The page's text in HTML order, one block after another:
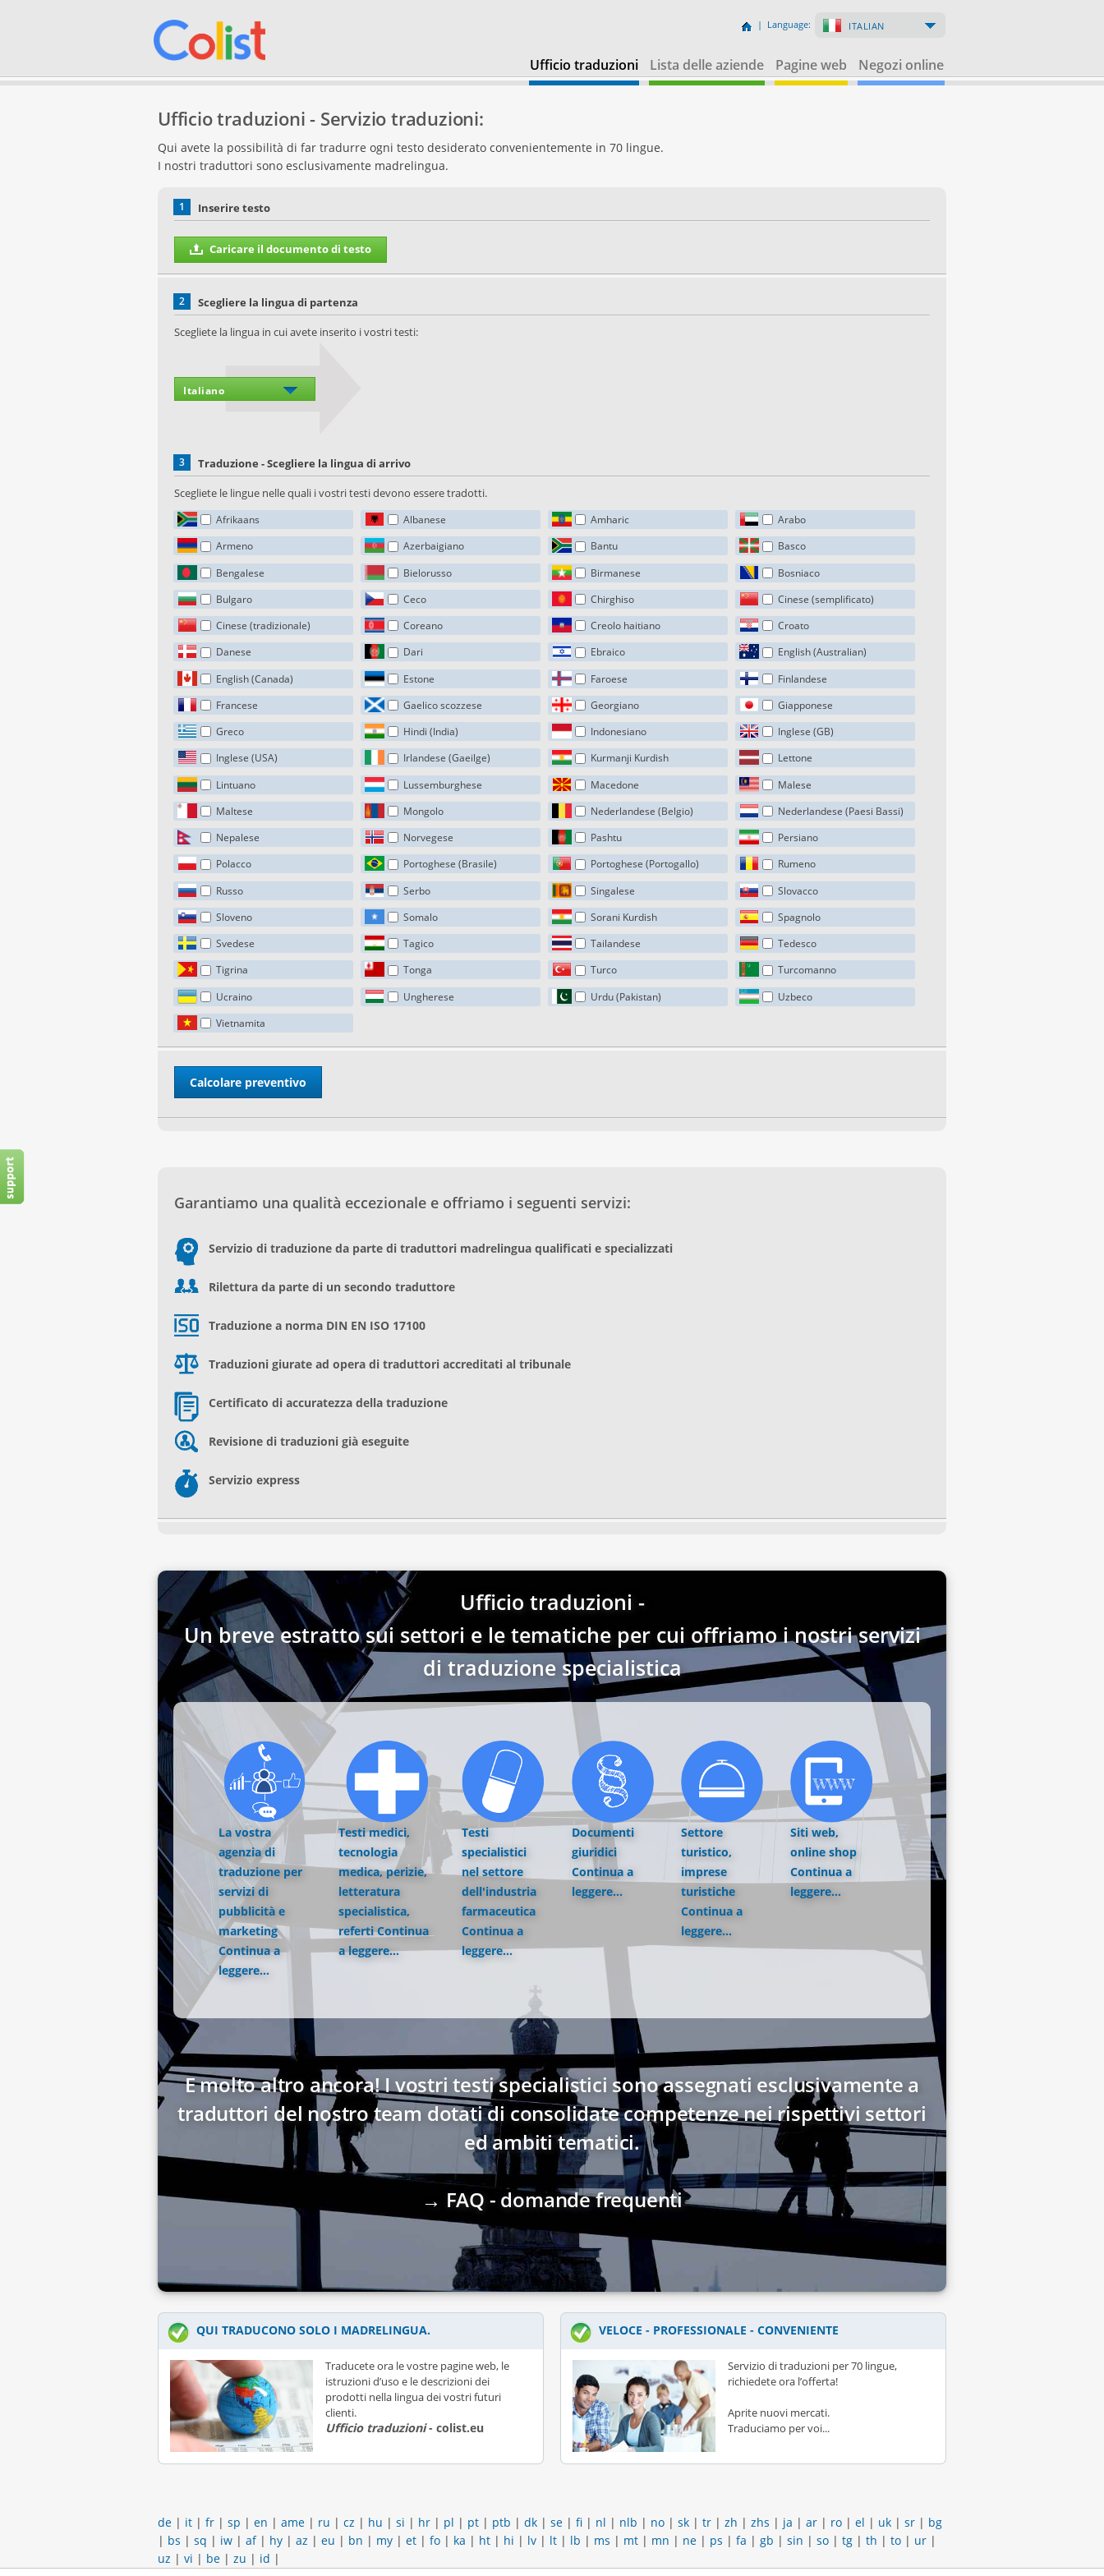
| Language: ITALIAN
Ufficio traduzioni Lista delle aziende Pagine web Negozi online
Ufficio traduzioni - Servizio traduzioni:
Qui avete la possibilità di far tradurre ogni testo desiderato convenientemente in 70 lingue.
I nostri traduttori sono esclusivamente madrelingua.
1 Inserire testo
Caricare il documento di testo
2
Scegliere la lingua di partenza
Scegliete la lingua in cui avete inserito i vostri testi:
3
Traduzione - Scegliere la lingua di arrivo
Scegliete le lingue nelle quali i vostri testi devono essere tradotti.
Afrikaans Albanese Amharic
Arabo
Armeno
Azerbaigiano Bantu
Basco
Bengalese
Bielorusso Birmanese
Bosniaco
Bulgaro
Ceco Chirghiso
Cinese (semplificato)
Cinese (tradizionale)
Coreano Creolo haitiano
Croato
Danese
Dari Ebraico
English (Australian)
English (Canada)
Estone Faroese
Finlandese
Francese
Gaelico scozzese Georgiano
Giapponese
Greco
Hindi (India) Indonesiano
Inglese (GB)
Inglese (USA)
Irlandese (Gaeilge) Kurmanji Kurdish
Lettone
Lintuano
Lussemburghese Macedone
Malese
Maltese
Mongolo Nederlandese (Belgio)
Nederlandese (Paesi Bassi)
Nepalese
Norvegese Pashtu
Persiano
Polacco
Portoghese (Brasile) Portoghese (Portogallo)
Rumeno
Russo
Serbo Singalese
Slovacco
Sloveno
Somalo Sorani Kurdish
Spagnolo
Svedese
Tagico Tailandese
Tedesco
Tigrina
Tonga Turco
Turcomanno
Ucraino
Ungherese Urdu (Pakistan)
Uzbeco
Vietnamita
Garantiamo una qualità eccezionale e offriamo i seguenti servizi:
Servizio di traduzione da parte di traduttori madrelingua qualificati e specializzati
Rilettura da parte di un secondo traduttore
Traduzione a norma DIN EN ISO 17100
Traduzioni giurate ad opera di traduttori accreditati al tribunale
Certificato di accuratezza della traduzione
Revisione di traduzioni già eseguite
Servizio express
Ufficio traduzioni -
Un breve estratto sui settori e le tematiche per cui offriamo i nostri servizi
di traduzione specialistica
La vostra
agenzia di
traduzione per
servizi di
pubblicità e
marketing
Continua a
leggere...
Testi medici,
tecnologia
medica, perizie,
letteratura
specialistica,
referti Continua
a leggere...
Testi
specialistici
nel settore
dell'industria
farmaceutica
Continua a
leggere...
Documenti
giuridici
Continua a
leggere...
Settore
turistico,
imprese
turistiche
Continua a
leggere...
Siti web,
online shop
Continua a
leggere...
E molto altro ancora! I vostri testi specialistici sono assegnati esclusivamente a
traduttori del nostro team dotati di consolidate competenze nei rispettivi settori
ed ambiti tematici.
→ FAQ - domande frequenti
QUI TRADUCONO SOLO I MADRELINGUA.
Traducete ora le vostre pagine web, le
istruzioni d’uso e le descrizioni dei
prodotti nella lingua dei vostri futuri
clienti.
Ufficio traduzioni- colist.eu
VELOCE - PROFESSIONALE - CONVENIENTE
Servizio di traduzioni per 70 lingue,
richiedete ora l’offerta!
Aprite nuovi mercati.
Traduciamo per voi...
de | it | fr | sp | en | ame | ru | cz | hu | si | hr | pl | pt | ptb | dk | se | fi | nl | nlb | no | sk | tr | zh | zhs | ja | ar | ro | el | uk | sr | bg
| bs | sq | iw | af| hy | az | eu | bn | my | et | fo | ka | ht | hi | lv | lt | lb | ms | mt | mn | ne | ps | fa | gb | sin | so | tg | th | to | ur |
uz | vi | be | zu | id |